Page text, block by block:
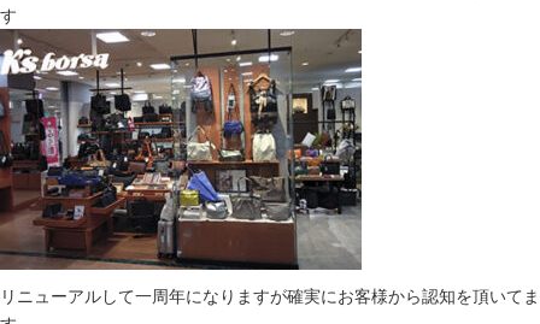
す
リニューアルして一周年になりますが確実にお客様から認知を頂いてま